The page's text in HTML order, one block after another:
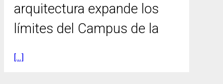
arquitectura expande los
límites del Campus de la
[…]